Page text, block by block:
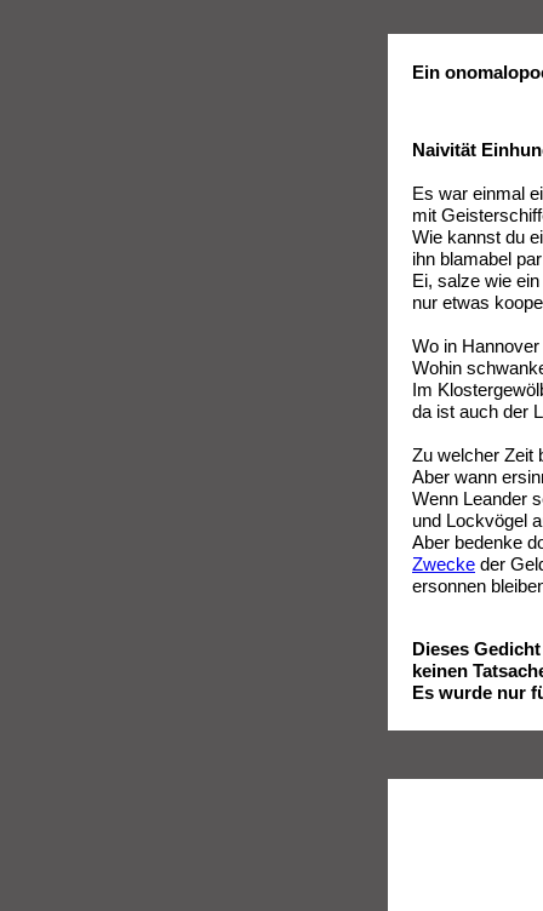
Ein
Naivität
Es war einmal
mit
Wie kannst du
ihn blamabel
Ei, salze wie
nur etwas
Wo in
Wohin
Im
da ist auch der
Zu welcher Zeit
Aber wann
Wenn Leander
und Lockvögel
Aber bedenke
Zwecke der
ersonnen
Dieses
keinen
Es wurde nur